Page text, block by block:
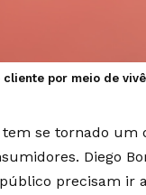
por meio de
se tornado um
Diego
precisam ir